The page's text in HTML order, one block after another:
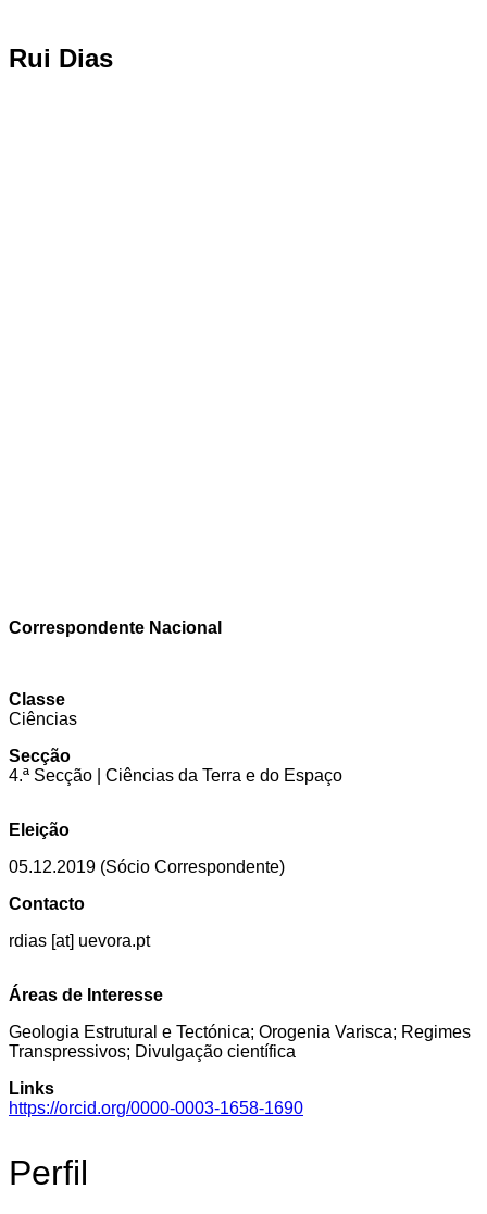
Rui Dias
Correspondente Nacional
Classe
Ciências
Secção
4.ª Secção | Ciências da Terra e do Espaço
Eleição
05.12.2019 (Sócio Correspondente)
Contacto
rdias [at] uevora.pt
Áreas de Interesse
Geologia Estrutural e Tectónica; Orogenia Varisca; Regimes
Transpressivos; Divulgação científica
Links
https://orcid.org/0000-0003-1658-1690
Perfil